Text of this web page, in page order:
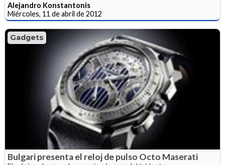
Alejandro Konstantonis
Miércoles, 11 de abril de 2012
Gadgets
Bulgari presenta el reloj de pulso Octo Maserati